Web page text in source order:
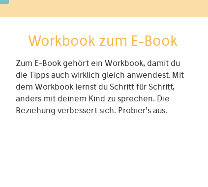
Workbook zum E-Book
Zum E-Book gehört ein Workbook, damit du
die Tipps auch wirklich gleich anwendest. Mit
dem Workbook lernst du Schritt für Schritt,
anders mit deinem Kind zu sprechen. Die
Beziehung verbessert sich. Probier’s aus.